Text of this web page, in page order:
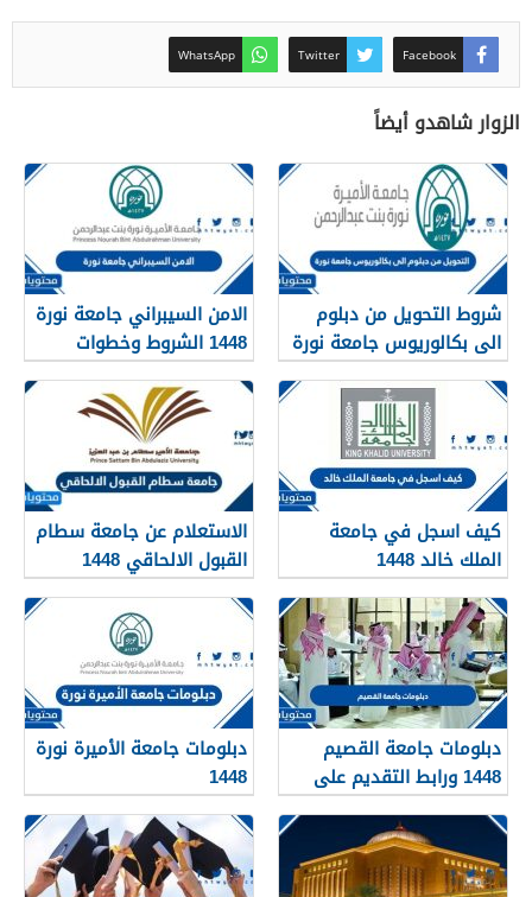
Facebook
Twitter
WhatsApp
الزوار شاهدو أيضاً
شروط التحويل من دبلوم
الى بكالوريوس جامعة نورة
1448
الامن السيبراني جامعة نورة
1448 الشروط وخطوات
التقديم
كيف اسجل في جامعة
الملك خالد 1448
الاستعلام عن جامعة سطام
القبول الالحاقي 1448
دبلومات جامعة القصيم
1448 ورابط التقديم على
دبلومات جامعة القصيم
qudcss.com
دبلومات جامعة الأميرة نورة
1448